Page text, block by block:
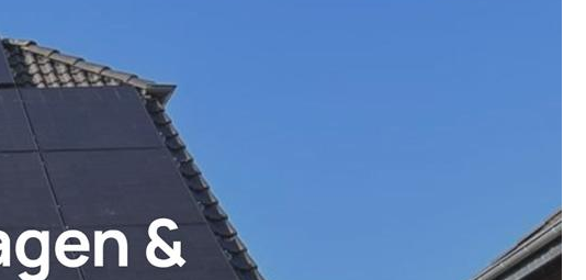
57223 Kreuztal. Auch Sie werden begeistert sein ✉.